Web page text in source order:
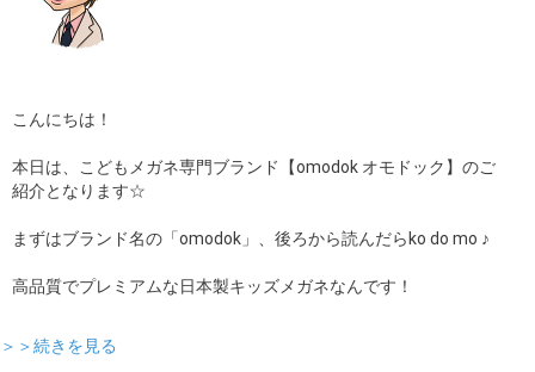
こんにちは！
本日は、こどもメガネ専門ブランド【omodok オモドック】のご
紹介となります☆
まずはブランド名の「omodok」、後ろから読んだらko do mo ♪
高品質でプレミアムな日本製キッズメガネなんです！
＞＞続きを見る